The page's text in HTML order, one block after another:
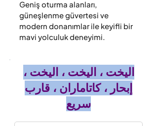
Geniş oturma alanları,
güneşlenme güvertesi ve
modern donanımlar ile keyifli bir
mavi yolculuk deneyimi.
اليخت ، اليخت ، اليخت ،
إبحار ، كاتاماران ، قارب
سريع